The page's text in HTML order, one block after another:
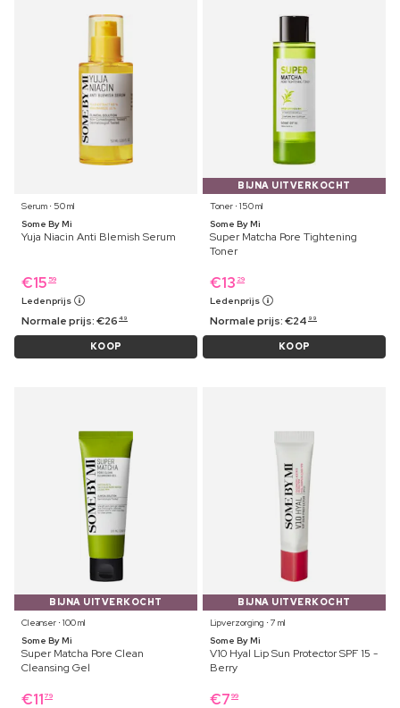
Serum ⋅ 50 ml
Some By Mi
Yuja Niacin Anti Blemish Serum
€15 59
Ledenprijs
Normale prijs:€26 49
KOOP
BIJNA UITVERKOCHT
Toner ⋅ 150 ml
Some By Mi
Super Matcha Pore Tightening
Toner
€13 29
Ledenprijs
Normale prijs:€24 99
KOOP
BIJNA UITVERKOCHT
Cleanser ⋅ 100 ml
Some By Mi
Super Matcha Pore Clean
Cleansing Gel
€11 79
BIJNA UITVERKOCHT
Lipverzorging ⋅ 7 ml
Some By Mi
V10 Hyal Lip Sun Protector SPF 15 -
Berry
€7 99